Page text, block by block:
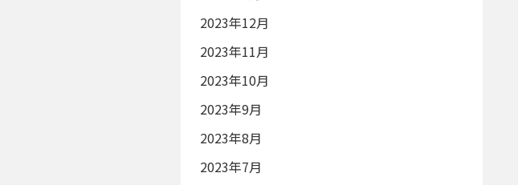
2023年12月
2023年11月
2023年10月
2023年9月
2023年8月
2023年7月